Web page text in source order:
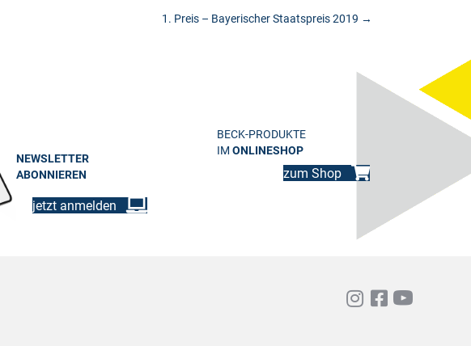
1. Preis – Bayerischer Staatspreis 2019 →
NEWSLETTER
ABONNIEREN
jetzt anmelden
BECK-PRODUKTE
IM ONLINESHOP
zum Shop